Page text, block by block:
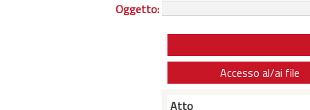
Oggetto:
Accesso al/ai file
Atto